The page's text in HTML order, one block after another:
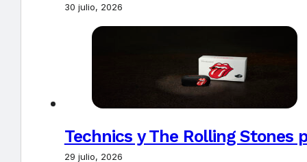
30 julio, 2026
Technics y The Rolling Stones
29 julio, 2026